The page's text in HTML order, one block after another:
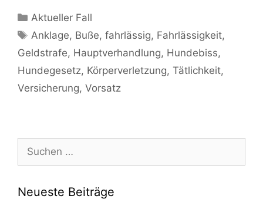
Aktueller Fall
Anklage, Buße,fahrlässig, Fahrlässigkeit,
Geldstrafe, Hauptverhandlung, Hundebiss,
Hundegesetz, Körperverletzung, Tätlichkeit,
Versicherung, Vorsatz
Neueste Beiträge